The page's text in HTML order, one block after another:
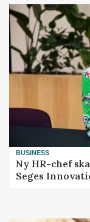
BUSINESS
Ny HR-chef
Seges